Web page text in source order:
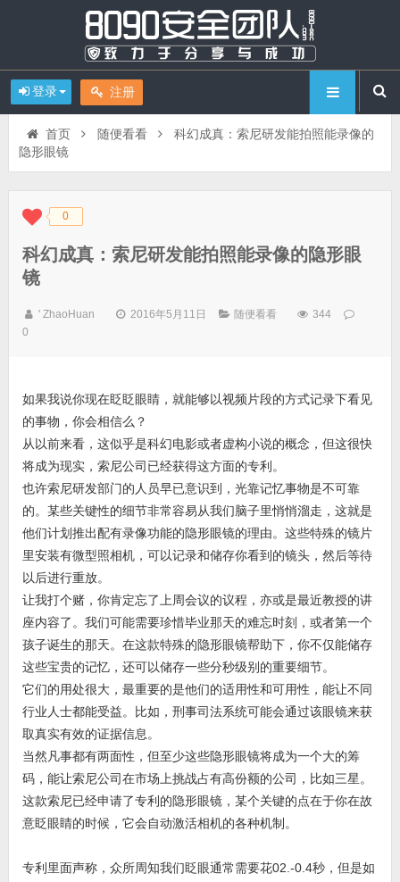
登录 注册
首页 随便看看
科幻成真：索尼研发能拍照能录像的
隐形眼镜
◆◆ 0
科幻成真：索尼研发能拍照能录像的隐形眼
镜
' ZhaoHuan 2016年5月11日 随便看看
344
0
如果我说你现在眨眨眼睛，就能够以视频片段的方式记录下看见
的事物，你会相信么？
从以前来看，这似乎是科幻电影或者虚构小说的概念，但这很快
将成为现实，索尼公司已经获得这方面的专利。
也许索尼研发部门的人员早已意识到，光靠记忆事物是不可靠
的。某些关键性的细节非常容易从我们脑子里悄悄溜走，这就是
他们计划推出配有录像功能的隐形眼镜的理由。这些特殊的镜片
里安装有微型照相机，可以记录和储存你看到的镜头，然后等待
以后进行重放。
让我打个赌，你肯定忘了上周会议的议程，亦或是最近教授的讲
座内容了。我们可能需要珍惜毕业那天的难忘时刻，或者第一个
孩子诞生的那天。在这款特殊的隐形眼镜帮助下，你不仅能储存
这些宝贵的记忆，还可以储存一些分秒级别的重要细节。
它们的用处很大，最重要的是他们的适用性和可用性，能让不同
行业人士都能受益。比如，刑事司法系统可能会通过该眼镜来获
取真实有效的证据信息。
当然凡事都有两面性，但至少这些隐形眼镜将成为一个大的筹
码，能让索尼公司在市场上挑战占有高份额的公司，比如三星。
这款索尼已经申请了专利的隐形眼镜，某个关键的点在于你在故
意眨眼睛的时候，它会自动激活相机的各种机制。
专利里面声称，众所周知我们眨眼通常需要花02.-0.4秒，但是如